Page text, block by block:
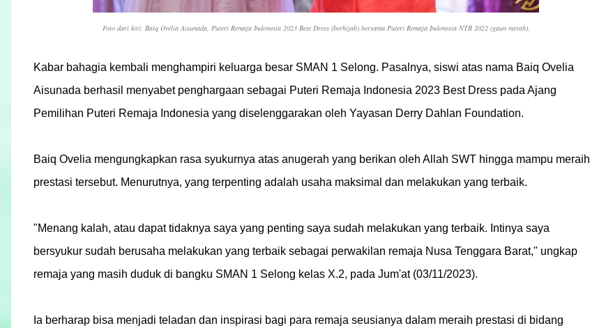
Foto dari kiri: Baiq Ovelia Aisunada, Puteri Remaja Indonesia 2023 Best Dress (berhijab) bersama Puteri Remaja Indonesia NTB 2022 (gaun merah).
Kabar bahagia kembali menghampiri keluarga besar SMAN 1 Selong. Pasalnya, siswi atas nama Baiq Ovelia
Aisunada berhasil menyabet penghargaan sebagai Puteri Remaja Indonesia 2023 Best Dress pada Ajang
Pemilihan Puteri Remaja Indonesia yang diselenggarakan oleh Yayasan Derry Dahlan Foundation.
Baiq Ovelia mengungkapkan rasa syukurnya atas anugerah yang berikan oleh Allah SWT hingga mampu meraih
prestasi tersebut. Menurutnya, yang terpenting adalah usaha maksimal dan melakukan yang terbaik.
"Menang kalah, atau dapat tidaknya saya yang penting saya sudah melakukan yang terbaik. Intinya saya
bersyukur sudah berusaha melakukan yang terbaik sebagai perwakilan remaja Nusa Tenggara Barat," ungkap
remaja yang masih duduk di bangku SMAN 1 Selong kelas X.2, pada Jum'at (03/11/2023).
Ia berharap bisa menjadi teladan dan inspirasi bagi para remaja seusianya dalam meraih prestasi di bidang